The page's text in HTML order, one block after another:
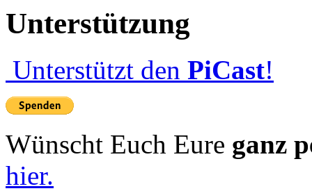
Unterstützung
Unterstützt den PiCast!
Wünscht Euch Eure ganz
hier.